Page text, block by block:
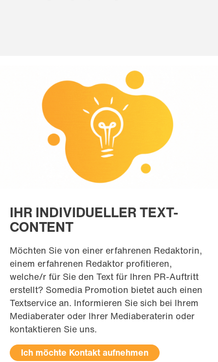
IHR INDIVIDUELLER TEXT-
CONTENT
Möchten Sie von einer erfahrenen Redaktorin,
einem erfahrenen Redaktor profitieren,
welche/r für Sie den Text für Ihren PR-Auftritt
erstellt? Somedia Promotion bietet auch einen
Textservice an. Informieren Sie sich bei Ihrem
Mediaberater oder Ihrer Mediaberaterin oder
kontaktieren Sie uns.
Ich möchte Kontakt aufnehmen